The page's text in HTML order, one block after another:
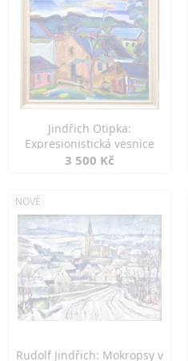
Jindřich Otipka:
Expresionistická vesnice
3 500 Kč
NOVÉ
Rudolf Jindřich: Mokropsy v